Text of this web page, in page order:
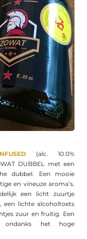
(alc. 10.0%
DUBBEL met een
dubbel. Een mooie
en vineuze aroma’s.
een licht zuurtje
een lichte alcoholtoets
zuur en fruitig. Een
ondanks het hoge